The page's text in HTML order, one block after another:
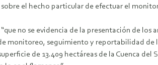
el hecho particular de efectuar el
no se evidencia de la presentación de los
monitoreo, seguimiento y reportabilidad
de 13.409 hectáreas de la Cuenca del